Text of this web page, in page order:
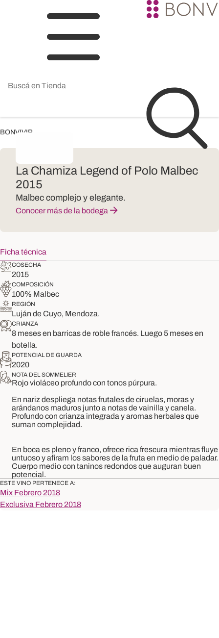
BONVIVIR
La Chamiza Legend of Polo Malbec
2015
Malbec complejo y elegante.
Conocer más de la bodega
Ficha técnica
COSECHA
2015
COMPOSICIÓN
100% Malbec
REGIÓN
Luján de Cuyo, Mendoza.
CRIANZA
8 meses en barricas de roble francés. Luego 5 meses en
botella.
POTENCIAL DE GUARDA
2020
NOTA DEL SOMMELIER
Rojo violáceo profundo con tonos púrpura.
En nariz despliega notas frutales de ciruelas, moras y
arándanos maduros junto a notas de vainilla y canela.
Profundo con crianza integrada y aromas herbales que
suman complejidad.
En boca es pleno y franco, ofrece rica frescura mientras fluye
untuoso y afiram los sabores de la fruta en medio de paladar.
Cuerpo medio con taninos redondos que auguran buen
potencial.
ESTE VINO PERTENECE A:
Mix Febrero 2018
Exclusiva Febrero 2018